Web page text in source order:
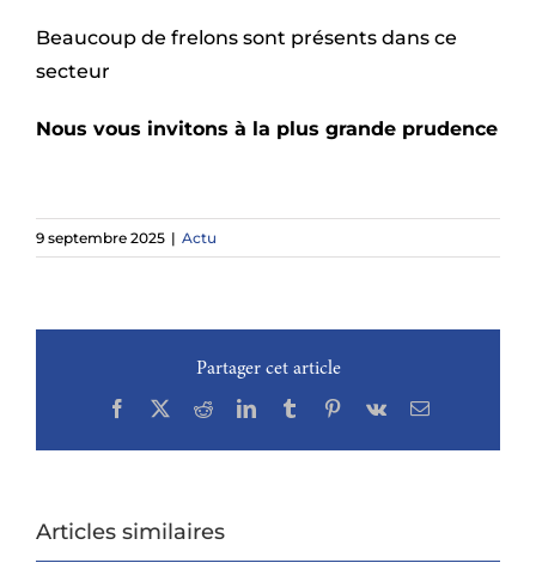
Beaucoup de frelons sont présents dans ce
secteur
Nous vous invitons à la plus grande prudence
9 septembre 2025 | Actu
Partager cet article
Facebook
X RedditLinkedInTumblrPinterest
Vk Email
Articles similaires